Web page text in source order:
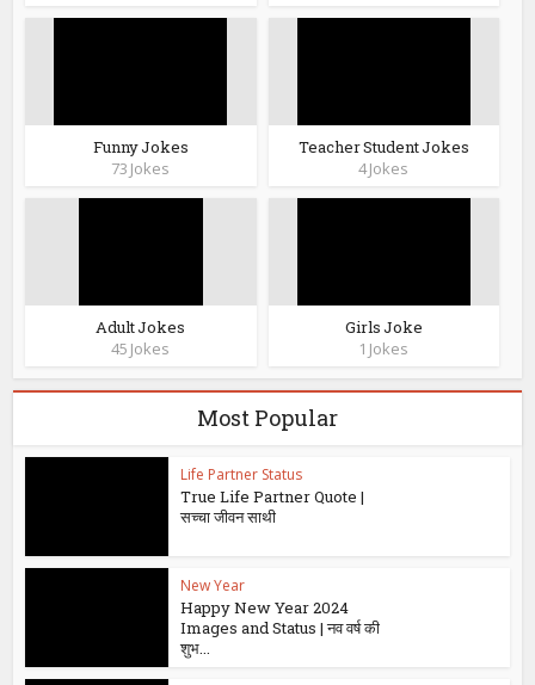
Funny Jokes
73 Jokes
Teacher Student Jokes
4 Jokes
Adult Jokes
45 Jokes
Girls Joke
1 Jokes
Most Popular
Life Partner Status
True Life Partner Quote |
सच्चा जीवन साथी
New Year
Happy New Year 2024
Images and Status | नव वर्ष की
शुभ...